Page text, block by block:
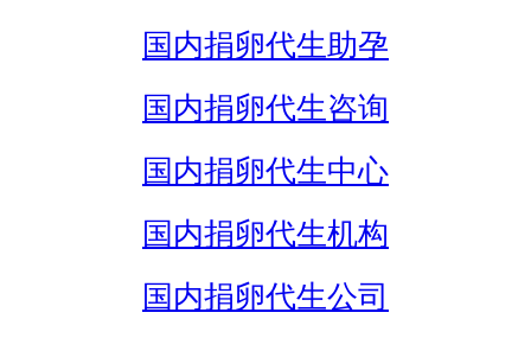
国内捐卵代生助孕
国内捐卵代生咨询
国内捐卵代生中心
国内捐卵代生机构
国内捐卵代生公司